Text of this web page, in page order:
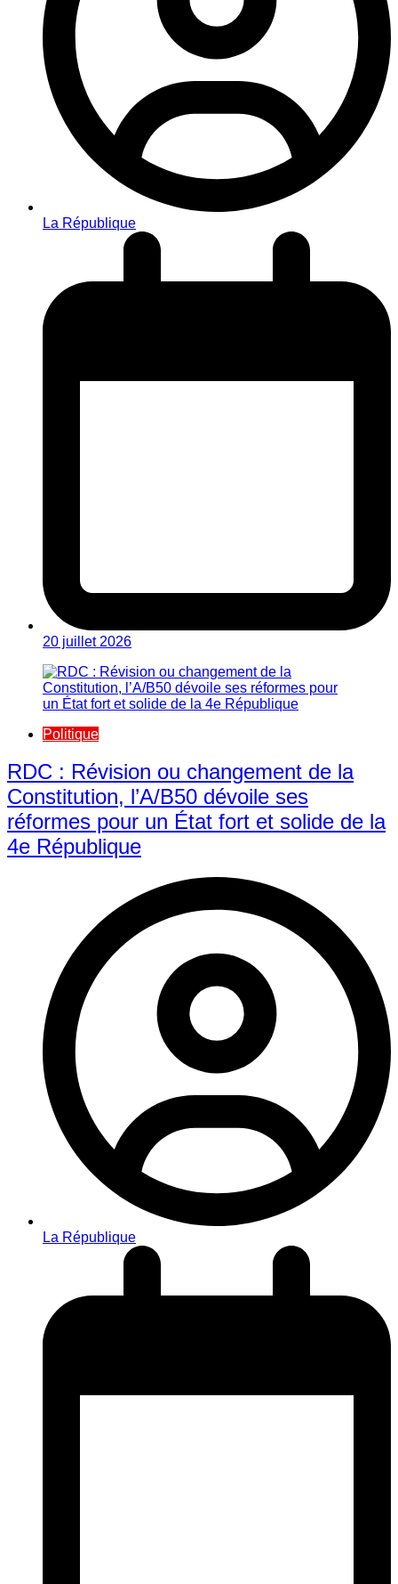
La République
20 juillet 2026
Politique
RDC : Révision ou changement de la
Constitution, l’A/B50 dévoile ses
réformes pour un État fort et solide de la
4e République
La République